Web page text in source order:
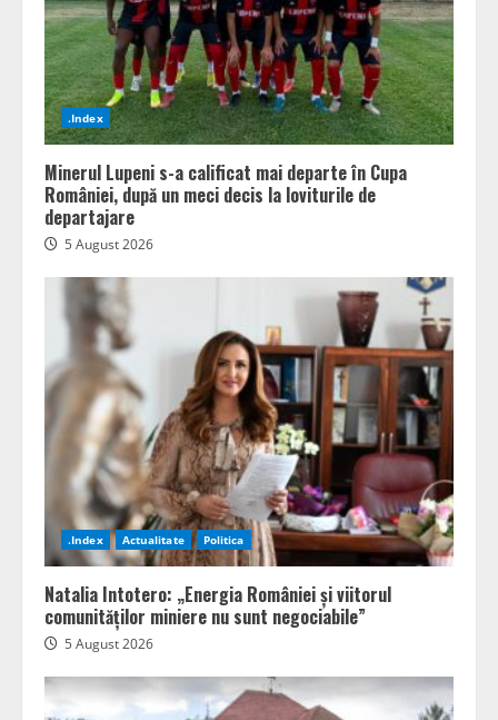
.Index
Minerul Lupeni s-a calificat mai departe în Cupa
României, după un meci decis la loviturile de
departajare
5 August 2026
.Index Actualitate Politica
Natalia Intotero: „Energia României și viitorul
comunităților miniere nu sunt negociabile”
5 August 2026